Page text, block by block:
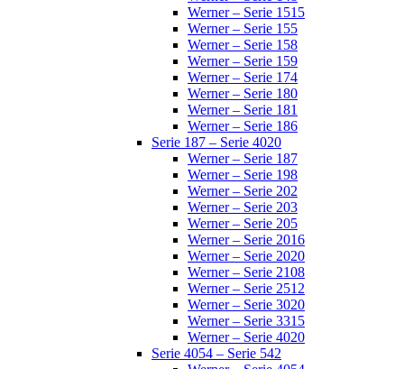
Werner – Serie 1515
Werner – Serie 155
Werner – Serie 158
Werner – Serie 159
Werner – Serie 174
Werner – Serie 180
Werner – Serie 181
Werner – Serie 186
Serie 187 – Serie 4020
Werner – Serie 187
Werner – Serie 198
Werner – Serie 202
Werner – Serie 203
Werner – Serie 205
Werner – Serie 2016
Werner – Serie 2020
Werner – Serie 2108
Werner – Serie 2512
Werner – Serie 3020
Werner – Serie 3315
Werner – Serie 4020
Serie 4054 – Serie 542